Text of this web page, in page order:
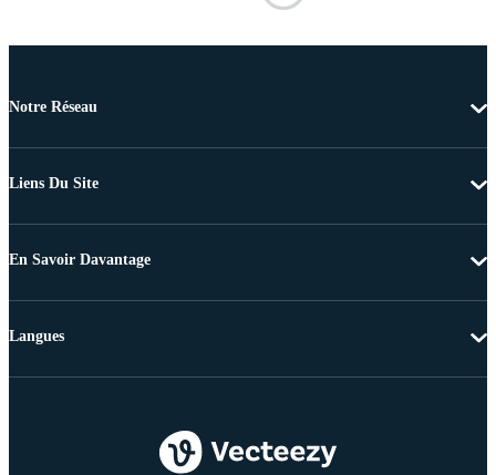
Notre Réseau
Liens Du Site
En Savoir Davantage
Langues